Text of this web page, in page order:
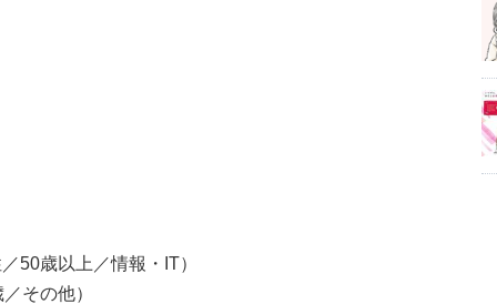
50歳以上／情報・IT）
その他）